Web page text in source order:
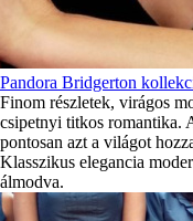
Pandora Bridgerton
Finom részletek, virágos
csipetnyi titkos romantika.
pontosan azt a világot
Klasszikus elegancia
álmodva.